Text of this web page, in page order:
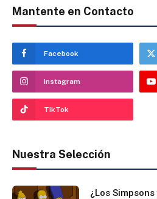
Mantente en Contacto
Facebook
Instagram
TikTok
Nuestra Selección
¿Los